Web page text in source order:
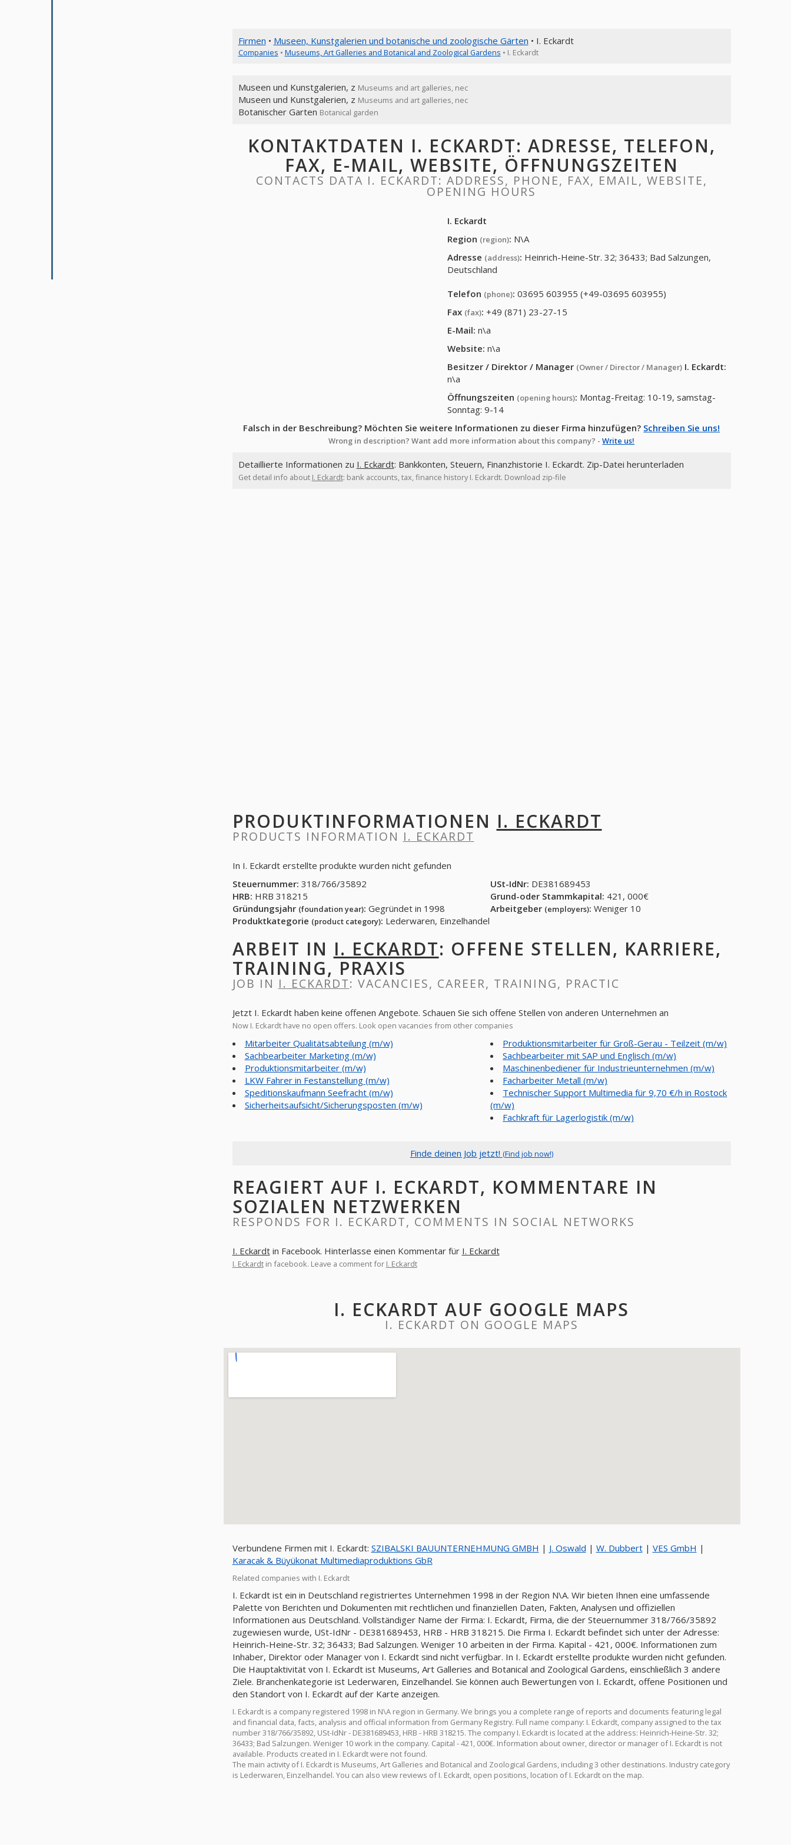
Firmen • Museen, Kunstgalerien und botanische und zoologische Gärten • I. Eckardt
Companies • Museums, Art Galleries and Botanical and Zoological Gardens • I. Eckardt
Museen und Kunstgalerien, z Museums and art galleries, nec
Museen und Kunstgalerien, z Museums and art galleries, nec
Botanischer Garten Botanical garden
KONTAKTDATEN I. ECKARDT: ADRESSE, TELEFON,
FAX, E-MAIL, WEBSITE, ÖFFNUNGSZEITEN
CONTACTS DATA I. ECKARDT: ADDRESS, PHONE, FAX, EMAIL, WEBSITE,
OPENING HOURS
I. Eckardt
Region (region): N\A
Adresse (address): Heinrich-Heine-Str. 32; 36433; Bad Salzungen,
Deutschland
Telefon (phone): 03695 603955 (+49-03695 603955)
Fax (fax): +49 (871) 23-27-15
E-Mail: n\a
Website: n\a
Besitzer / Direktor / Manager (Owner / Director / Manager) I. Eckardt:
n\a
Öffnungszeiten (opening hours): Montag-Freitag: 10-19, samstag-
Sonntag: 9-14
Falsch in der Beschreibung? Möchten Sie weitere Informationen zu dieser Firma hinzufügen? Schreiben Sie uns!
Wrong in description? Want add more information about this company? -Write us!
Detaillierte Informationen zu I. Eckardt: Bankkonten, Steuern, Finanzhistorie I. Eckardt. Zip-Datei herunterladen
Get detail info about I. Eckardt: bank accounts, tax, finance history I. Eckardt. Download zip-file
PRODUKTINFORMATIONEN I. ECKARDT
PRODUCTS INFORMATION I. ECKARDT
In I. Eckardt erstellte produkte wurden nicht gefunden
Steuernummer: 318/766/35892 USt-IdNr: DE381689453
HRB: HRB 318215 Grund-oder Stammkapital: 421, 000€
Gründungsjahr (foundation year): Gegründet in 1998 Arbeitgeber (employers): Weniger 10
Produktkategorie (product category): Lederwaren, Einzelhandel
ARBEIT IN I. ECKARDT: OFFENE STELLEN, KARRIERE,
TRAINING, PRAXIS
JOB IN I. ECKARDT: VACANCIES, CAREER, TRAINING, PRACTIC
Jetzt I. Eckardt haben keine offenen Angebote. Schauen Sie sich offene Stellen von anderen Unternehmen an
Now I. Eckardt have no open offers. Look open vacancies from other companies
Mitarbeiter Qualitätsabteilung (m/w)
Sachbearbeiter Marketing (m/w)
Produktionsmitarbeiter (m/w)
LKW Fahrer in Festanstellung (m/w)
Speditionskaufmann Seefracht (m/w)
Sicherheitsaufsicht/Sicherungsposten (m/w)
Produktionsmitarbeiter für Groß-Gerau - Teilzeit (m/w)
Sachbearbeiter mit SAP und Englisch (m/w)
Maschinenbediener für Industrieunternehmen (m/w)
Facharbeiter Metall (m/w)
Technischer Support Multimedia für 9,70 €/h in Rostock
(m/w)
Fachkraft für Lagerlogistik (m/w)
Finde deinen Job jetzt! (Find job now!)
REAGIERT AUF I. ECKARDT, KOMMENTARE IN
SOZIALEN NETZWERKEN
RESPONDS FOR I. ECKARDT, COMMENTS IN SOCIAL NETWORKS
I. Eckardtin Facebook. Hinterlasse einen Kommentar für I. Eckardt
I. Eckardtin facebook. Leave a comment for I. Eckardt
I. ECKARDT AUF GOOGLE MAPS
I. ECKARDT ON GOOGLE MAPS
Verbundene Firmen mit I. Eckardt: SZIBALSKI BAUUNTERNEHMUNG GMBH | J. Oswald | W. Dubbert| VES GmbH |
Karacak & Büyükonat Multimediaproduktions GbR
Related companies with I. Eckardt
I. Eckardt ist ein in Deutschland registriertes Unternehmen 1998 in der Region N\A. Wir bieten Ihnen eine umfassende
Palette von Berichten und Dokumenten mit rechtlichen und finanziellen Daten, Fakten, Analysen und offiziellen
Informationen aus Deutschland. Vollständiger Name der Firma: I. Eckardt, Firma, die der Steuernummer 318/766/35892
zugewiesen wurde, USt-IdNr - DE381689453, HRB - HRB 318215. Die Firma I. Eckardt befindet sich unter der Adresse:
Heinrich-Heine-Str. 32; 36433; Bad Salzungen. Weniger 10 arbeiten in der Firma. Kapital - 421, 000€. Informationen zum
Inhaber, Direktor oder Manager von I. Eckardt sind nicht verfügbar. In I. Eckardt erstellte produkte wurden nicht gefunden.
Die Hauptaktivität von I. Eckardt ist Museums, Art Galleries and Botanical and Zoological Gardens, einschließlich 3 andere
Ziele. Branchenkategorie ist Lederwaren, Einzelhandel. Sie können auch Bewertungen von I. Eckardt, offene Positionen und
den Standort von I. Eckardt auf der Karte anzeigen.
I. Eckardt is a company registered 1998 in N\A region in Germany. We brings you a complete range of reports and documents featuring legal
and financial data, facts, analysis and official information from Germany Registry. Full name company: I. Eckardt, company assigned to the tax
number 318/766/35892, USt-IdNr - DE381689453, HRB - HRB 318215. The company I. Eckardt is located at the address: Heinrich-Heine-Str. 32;
36433; Bad Salzungen. Weniger 10 work in the company. Capital - 421, 000€. Information about owner, director or manager of I. Eckardt is not
available. Products created in I. Eckardt were not found.
The main activity of I. Eckardt is Museums, Art Galleries and Botanical and Zoological Gardens, including 3 other destinations. Industry category
is Lederwaren, Einzelhandel. You can also view reviews of I. Eckardt, open positions, location of I. Eckardt on the map.